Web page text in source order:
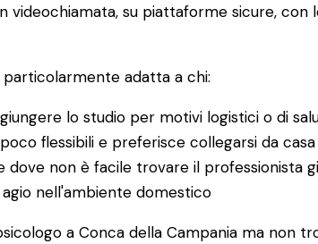
videochiamata, su piattaforme sicure,
particolarmente adatta a chi:
lo studio per motivi logistici o di
flessibili e preferisce collegarsi da casa
dove non è facile trovare il professionista
agio nell'ambiente domestico
a Conca della Campania ma non